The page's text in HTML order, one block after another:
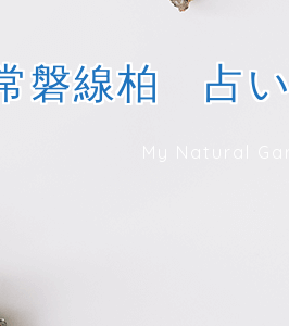
磐線柏 占
My Natural